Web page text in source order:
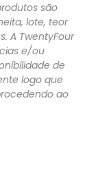
são
lote, teor
A TwentyFour
e/ou
de
logo que
ao